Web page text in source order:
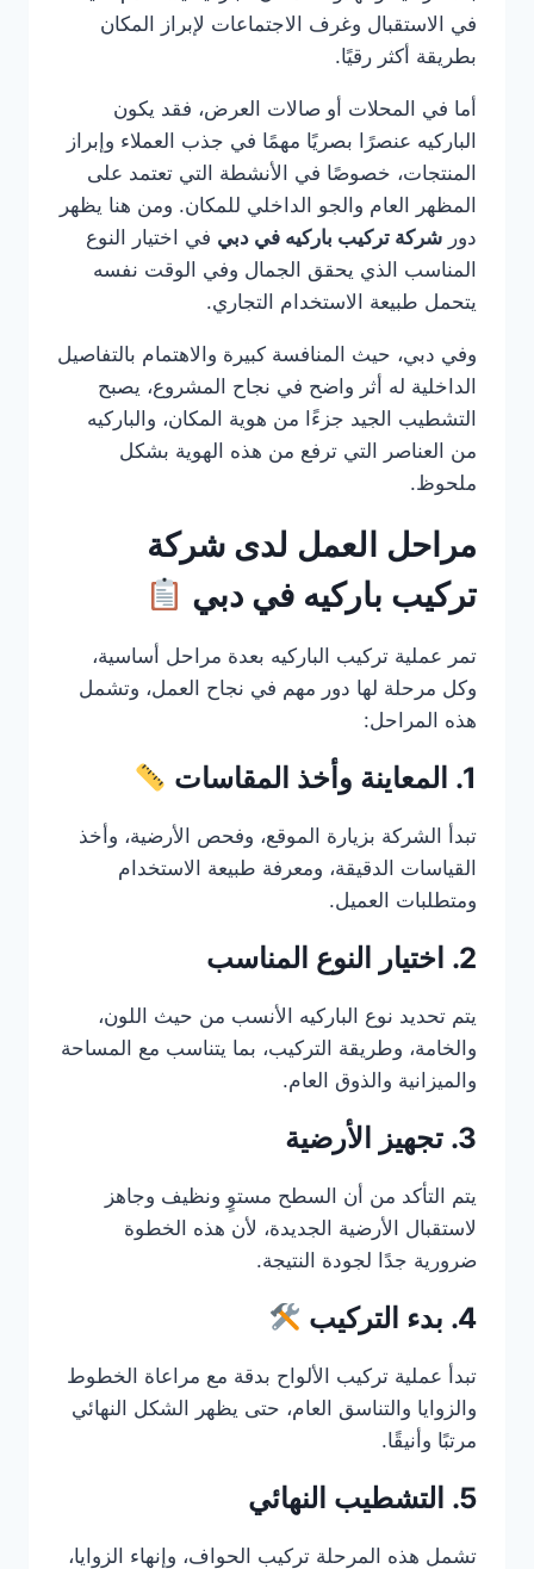
في الاستقبال وغرف الاجتماعات لإبراز المكان
بطريقة أكثر رقيًا.
أما في المحلات أو صالات العرض، فقد يكون
الباركيه عنصرًا بصريًا مهمًا في جذب العملاء وإبراز
المنتجات، خصوصًا في الأنشطة التي تعتمد على
المظهر العام والجو الداخلي للمكان. ومن هنا يظهر
دور شركة تركيب باركيه في دبي في اختيار النوع
المناسب الذي يحقق الجمال وفي الوقت نفسه
يتحمل طبيعة الاستخدام التجاري.
وفي دبي، حيث المنافسة كبيرة والاهتمام بالتفاصيل
الداخلية له أثر واضح في نجاح المشروع، يصبح
التشطيب الجيد جزءًا من هوية المكان، والباركيه
من العناصر التي ترفع من هذه الهوية بشكل
ملحوظ.
مراحل العمل لدى شركة
تركيب باركيه في دبي
تمر عملية تركيب الباركيه بعدة مراحل أساسية،
وكل مرحلة لها دور مهم في نجاح العمل، وتشمل
هذه المراحل:
1. المعاينة وأخذ المقاسات
تبدأ الشركة بزيارة الموقع، وفحص الأرضية، وأخذ
القياسات الدقيقة، ومعرفة طبيعة الاستخدام
ومتطلبات العميل.
2. اختيار النوع المناسب
يتم تحديد نوع الباركيه الأنسب من حيث اللون،
والخامة، وطريقة التركيب، بما يتناسب مع المساحة
والميزانية والذوق العام.
3. تجهيز الأرضية
يتم التأكد من أن السطح مستوٍ ونظيف وجاهز
لاستقبال الأرضية الجديدة، لأن هذه الخطوة
ضرورية جدًا لجودة النتيجة.
4. بدء التركيب
تبدأ عملية تركيب الألواح بدقة مع مراعاة الخطوط
والزوايا والتناسق العام، حتى يظهر الشكل النهائي
مرتبًا وأنيقًا.
5. التشطيب النهائي
تشمل هذه المرحلة تركيب الحواف، وإنهاء الزوايا،